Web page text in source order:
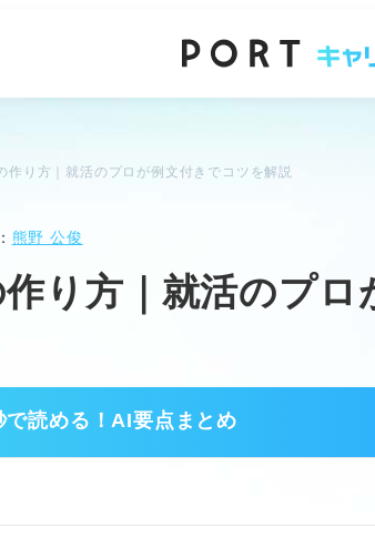
作り方｜就活のプロが例文付きでコツを解説
熊野 公俊
り方｜就活のプ
で読める！AI要点まとめ
リアパス
、独立などのキャリアがある。